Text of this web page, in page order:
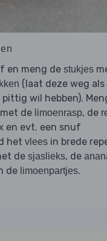
en meng de stukjes
(laat deze weg als
wil hebben).
de limoenrasp, de
en evt. een snuf
het vlees in brede
de sjaslieks, de
de limoenpartjes.